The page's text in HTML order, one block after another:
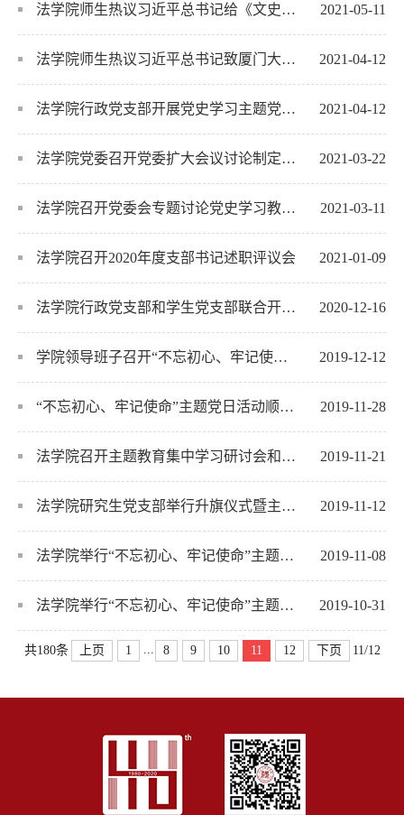
2021-05-11
法学院师生热议习近平总书记给《文史哲》编辑部回信精神
2021-04-12
法学院师生热议习近平总书记致厦门大学建校100周年的贺信
2021-04-12
法学院行政党支部开展党史学习主题党日活动
2021-03-22
法学院党委召开党委扩大会议讨论制定党史学习教育工作方案
2021-03-11
法学院召开党委会专题讨论党史学习教育聚焦问题
2021-01-09
法学院召开2020年度支部书记述职评议会
2020-12-16
法学院行政党支部和学生党支部联合开展主题党日活动
2019-12-12
学院领导班子召开“不忘初心、牢记使命”专题民主生活会
2019-11-28
“不忘初心、牢记使命”主题党日活动顺利开展
2019-11-21
法学院召开主题教育集中学习研讨会和整改落实推进会
2019-11-12
法学院研究生党支部举行升旗仪式暨主题党日活动
2019-11-08
法学院举行“不忘初心、牢记使命”主题教育第五次集中学习研讨会
2019-10-31
法学院举行“不忘初心、牢记使命”主题教育调研成果汇报会
共180条 上页 1 8 9 10 11 12 下页 11/12